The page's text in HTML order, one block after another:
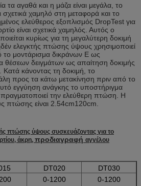
τα αγαθά και η μάζα είναι μεγάλα, το
χαμηλό στη μεταφορά και το
ελεύθερος εξοπλισμός DropTest για
είναι σχετικά χαμηλός. Αυτός ο
κυρίως για τη μεγαλύτερη δοκιμή
ελεγκτής πτώσης ύψους χρησιμοποιεί
το μοντάρισμα δικράνων Ε ως
θέσεων δειγμάτων ως απαίτηση δοκιμής
κάνοντας τη δοκιμή, το
προς τα κάτω μετακίνηση πριν από το
εγγύηση ανάγκης το υποστήριγμα
πραγματοποιεί την ελεύθερη πτώση. Η
πτώσης είναι 2.54cm120cm.
πτώσης ύψους συσκευάζοντας για το
άκρη, προδιαγραφή αγγέλου
DT020
DT030
0-1200 0-1200